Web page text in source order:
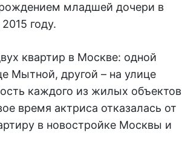
младшей дочери в
году.
квартир в Москве: одной
Мытной, другой – на улице
каждого из жилых объектов
время актриса отказалась от
в новостройке Москвы и